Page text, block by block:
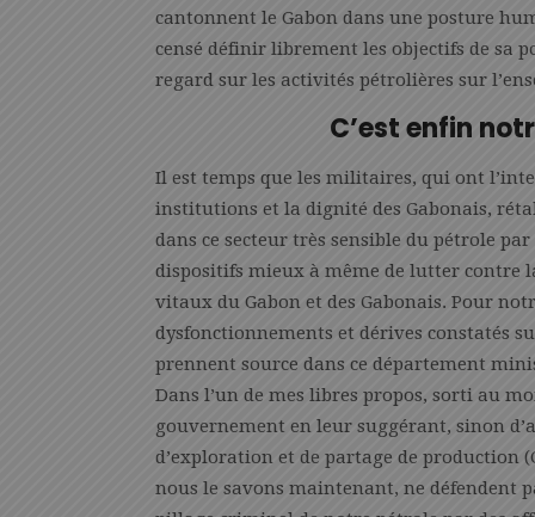
cantonnent le Gabon dans une posture
censé définir librement les objectifs de sa
regard sur les activités pétrolières sur
C’est enfin
Il est temps que les militaires, qui ont
institutions et la dignité des Gabonais,
dans ce secteur très sensible du pétrole
dispositifs mieux à même de lutter contre
vitaux du Gabon et des Gabonais. Pour
dysfonctionnements et dérives constatés
prennent source dans ce département
Dans l’un de mes libres propos, sorti au
gouvernement en leur suggérant, sinon
d’exploration et de partage de production
nous le savons maintenant, ne défendent